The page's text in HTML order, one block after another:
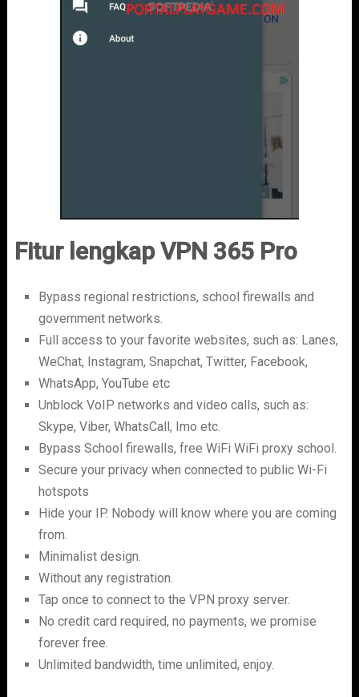
Fitur lengkap VPN 365 Pro
Bypass regional restrictions, school firewalls and
government networks.
Full access to your favorite websites, such as: Lanes,
WeChat, Instagram, Snapchat, Twitter, Facebook,
WhatsApp, YouTube etc
Unblock VoIP networks and video calls, such as:
Skype, Viber, WhatsCall, Imo etc.
Bypass School firewalls, free WiFi WiFi proxy school.
Secure your privacy when connected to public Wi-Fi
hotspots
Hide your IP. Nobody will know where you are coming
from.
Minimalist design.
Without any registration.
Tap once to connect to the VPN proxy server.
No credit card required, no payments, we promise
forever free.
Unlimited bandwidth, time unlimited, enjoy.